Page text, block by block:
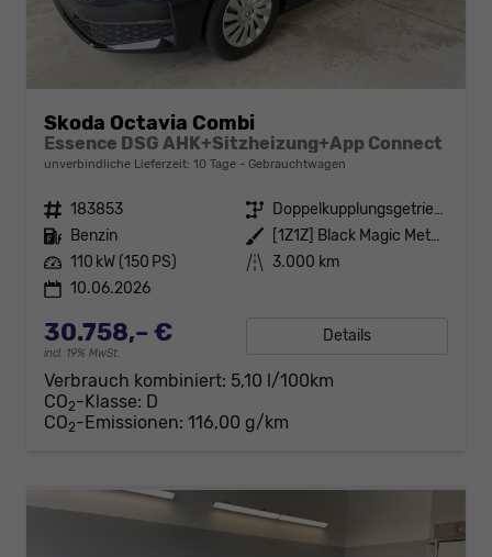
Skoda Octavia Combi
Essence DSG AHK+Sitzheizung+App Connect
unverbindliche Lieferzeit: 10 Tage Gebrauchtwagen
Fahrzeugnr. 183853 Getriebe
Doppelkupplungsgetriebe (DSG)
Kraftstoff Benzin Außenfarbe
[1Z1Z] Black Magic Metallic
Leistung 110 kW (150 PS) Kilometerstand 3.000 km
10.06.2026
30.758,– €
incl. 19% MwSt.
Details
Verbrauch kombiniert: 5,10 l/100km
CO2-Klasse: D
CO2-Emissionen: 116,00 g/km